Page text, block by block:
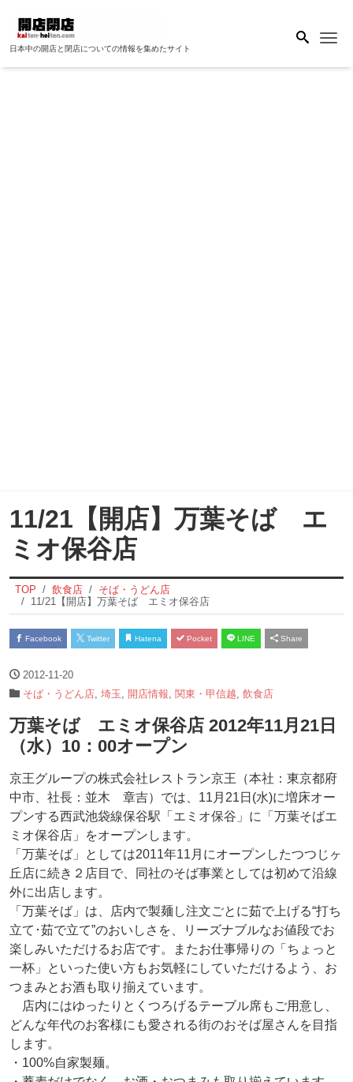
日本中の開店と閉店についての情報を集めたサイト
11/21【開店】万葉そば エ
ミオ保谷店
TOP 飲食店
そば・うどん店
11/21【開店】万葉そば エミオ保谷店
Facebook Twitter Hatena Pocket LINE Share
2012-11-20
そば・うどん店 埼玉 開店情報 関東・甲信越 飲食店
万葉そば エミオ保谷店 2012年11月21日
（水）10：00オープン
京王グループの株式会社レストラン京王（本社：東京都府
中市、社長：並木 章吉）では、11月21日(水)に増床オー
プンする西武池袋線保谷駅「エミオ保谷」に「万葉そばエ
ミオ保谷店」をオープンします。
「万葉そば」としては2011年11月にオープンしたつつじヶ
丘店に続き２店目で、同社のそば事業としては初めて沿線
外に出店します。
「万葉そば」は、店内で製麺し注文ごとに茹で上げる“打ち
立て･茹で立て”のおいしさを、リーズナブルなお値段でお
楽しみいただけるお店です。またお仕事帰りの「ちょっと
一杯」といった使い方もお気軽にしていただけるよう、お
つまみとお酒も取り揃えています。
店内にはゆったりとくつろげるテーブル席もご用意し、
どんな年代のお客様にも愛される街のおそば屋さんを目指
します。
・100%自家製麺。